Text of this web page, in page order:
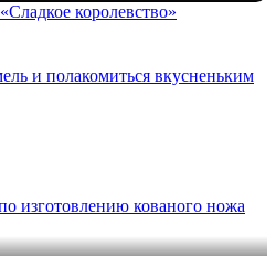
королевство»
и полакомиться вкусненьким